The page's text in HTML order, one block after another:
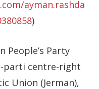
ayman.rashda
)
People’s Party
parti centre-right
Union (Jerman),